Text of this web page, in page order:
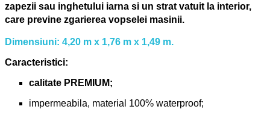
zapezii sau inghetului iarna si un strat vatuit la interior,
care previne zgarierea vopselei masinii.
Dimensiuni: 4,20 m x 1,76 m x 1,49 m.
Caracteristici:
calitate PREMIUM;
impermeabila, material 100% waterproof;